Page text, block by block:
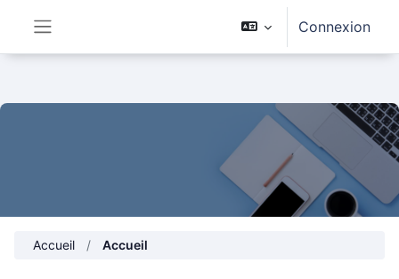
Connexion
Accueil Accueil